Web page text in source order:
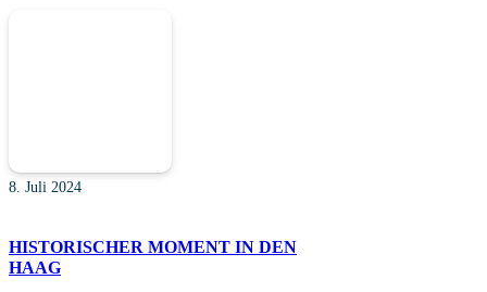
8. Juli 2024
HISTORISCHER MOMENT IN DEN
HAAG